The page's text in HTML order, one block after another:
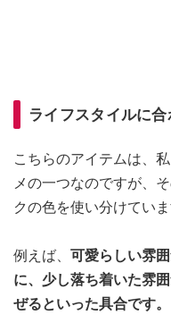
ライフスタイルに
こちらのアイテムは、
メの一つなのですが、
クの色を使い分けていま
例えば、 可愛らしい雰
に、少し落ち着いた雰
ぜるといった具合です。